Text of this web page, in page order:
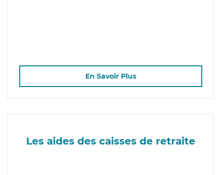
En Savoir Plus
Les aides des caisses de retraite